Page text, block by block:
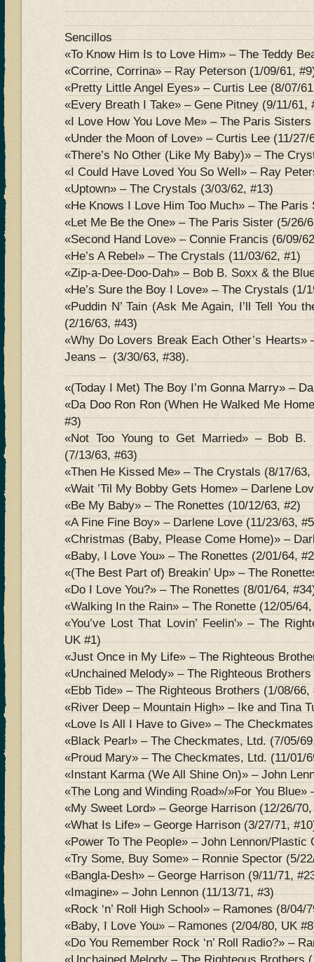
Sencillos
«To Know Him Is to Love Him» – The Teddy
«Corrine, Corrina» – Ray Peterson (1/09/61,
«Pretty Little Angel Eyes» – Curtis Lee (8/07/
«Every Breath I Take» – Gene Pitney (9/11/61,
«I Love How You Love Me» – The Paris
«Under the Moon of Love» – Curtis Lee (11/27/
«There’s No Other (Like My Baby)» – The
«I Could Have Loved You So Well» – Ray
«Uptown» – The Crystals (3/03/62, #13)
«He Knows I Love Him Too Much» – The
«Let Me Be the One» – The Paris Sister (5/26/
«Second Hand Love» – Connie Francis (6/09/
«He’s A Rebel» – The Crystals (11/03/62, #1)
«Zip-a-Dee-Doo-Dah» – Bob B. Soxx & the
«He’s Sure the Boy I Love» – The Crystals (1/
«Puddin N’ Tain (Ask Me Again, I’ll Tell You
(2/16/63, #43)
«Why Do Lovers Break Each Other’s Hearts»
Jeans – (3/30/63, #38).
«(Today I Met) The Boy I’m Gonna Marry» –
«Da Doo Ron Ron (When He Walked Me
#3)
«Not Too Young to Get Married» – Bob
(7/13/63, #63)
«Then He Kissed Me» – The Crystals (8/17/63,
«Wait ’Til My Bobby Gets Home» – Darlene
«Be My Baby» – The Ronettes (10/12/63, #2)
«A Fine Fine Boy» – Darlene Love (11/23/63,
«Christmas (Baby, Please Come Home)» –
«Baby, I Love You» – The Ronettes (2/01/64,
«(The Best Part of) Breakin’ Up» – The
«Do I Love You?» – The Ronettes (8/01/64,
«Walking In the Rain» – The Ronette (12/05/
«You’ve Lost That Lovin’ Feelin'» – The
UK #1)
«Just Once in My Life» – The Righteous
«Unchained Melody» – The Righteous
«Ebb Tide» – The Righteous Brothers (1/08/66,
«River Deep – Mountain High» – Ike and Tina
«Love Is All I Have to Give» – The
«Black Pearl» – The Checkmates, Ltd. (7/05/
«Proud Mary» – The Checkmates, Ltd. (11/01/
«Instant Karma (We All Shine On)» – John
«The Long and Winding Road»/»For You
«My Sweet Lord» – George Harrison (12/26/
«What Is Life» – George Harrison (3/27/71,
«Power To The People» – John Lennon/Plastic
«Try Some, Buy Some» – Ronnie Spector (5/
«Bangla-Desh» – George Harrison (9/11/71,
«Imagine» – John Lennon (11/13/71, #3)
«Rock ‘n’ Roll High School» – Ramones (8/04/
«Baby, I Love You» – Ramones (2/04/80, UK
«Do You Remember Rock ‘n’ Roll Radio?» –